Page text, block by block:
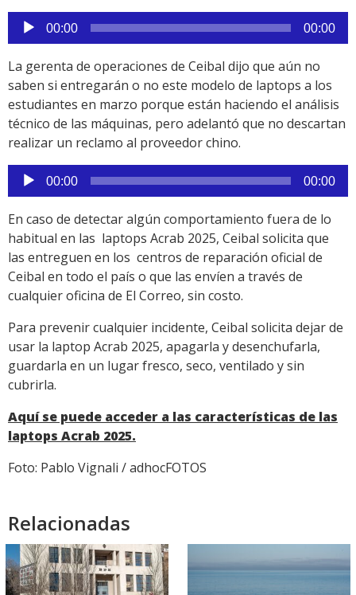
Reproductor
de
audio
00:00 00:00
La gerenta de operaciones de Ceibal dijo que aún no
saben si entregarán o no este modelo de laptops a los
estudiantes en marzo porque están haciendo el análisis
técnico de las máquinas, pero adelantó que no descartan
realizar un reclamo al proveedor chino.
Reproductor
de
audio
00:00 00:00
En caso de detectar algún comportamiento fuera de lo
habitual en las laptops Acrab 2025, Ceibal solicita que
las entreguen en los centros de reparación oficial de
Ceibal en todo el país o que las envíen a través de
cualquier oficina de El Correo, sin costo.
Para prevenir cualquier incidente, Ceibal solicita dejar de
usar la laptop Acrab 2025, apagarla y desenchufarla,
guardarla en un lugar fresco, seco, ventilado y sin
cubrirla.
Aquí se puede acceder a las características de las
laptops Acrab 2025.
Foto: Pablo Vignali / adhocFOTOS
Relacionadas